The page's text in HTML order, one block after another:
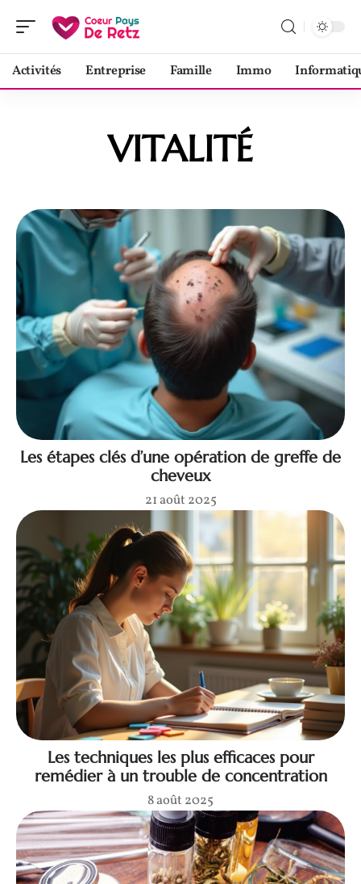
Activités Entreprise Famille Immo
VITALITÉ
Les étapes clés d’une opération de greffe de
cheveux
21 août 2025
Les techniques les plus efficaces pour
remédier à un trouble de concentration
8 août 2025